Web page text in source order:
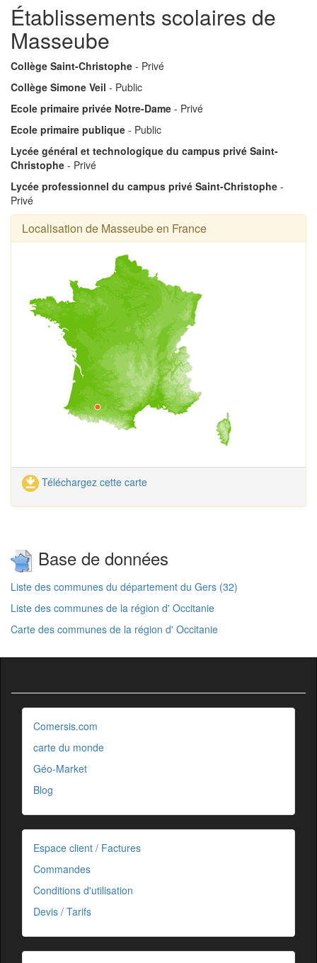
Établissements scolaires de
Masseube
Collège Saint-Christophe - Privé
Collège Simone Veil - Public
Ecole primaire privée Notre-Dame - Privé
Ecole primaire publique - Public
Lycée général et technologique du campus privé Saint-
Christophe - Privé
Lycée professionnel du campus privé Saint-Christophe -
Privé
Localisation de Masseube en France
Téléchargez cette carte
Base de données
Liste des communes du département du Gers (32)
Liste des communes de la région d' Occitanie
Carte des communes de la région d' Occitanie
Comersis.com
carte du monde
Géo-Market
Blog
Espace client / Factures
Commandes
Conditions d'utilisation
Devis / Tarifs